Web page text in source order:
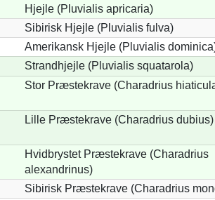
Hjejle (Pluvialis apricaria)
Sibirisk Hjejle (Pluvialis fulva)
Amerikansk Hjejle (Pluvialis
Strandhjejle (Pluvialis squatarola)
Stor Præstekrave (Charadrius
Lille Præstekrave (Charadrius dubius)
Hvidbrystet Præstekrave (Charadrius
alexandrinus)
Sibirisk Præstekrave (Charadrius